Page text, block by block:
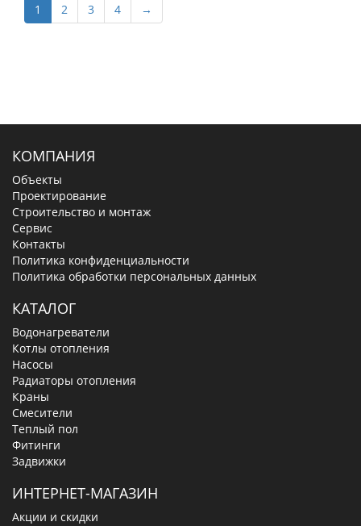
1 2 3 4 →
КОМПАНИЯ
Объекты
Проектирование
Строительство и монтаж
Сервис
Контакты
Политика конфиденциальности
Политика обработки персональных данных
КАТАЛОГ
Водонагреватели
Котлы отопления
Насосы
Радиаторы отопления
Краны
Смесители
Теплый пол
Фитинги
Задвижки
ИНТЕРНЕТ-МАГАЗИН
Акции и скидки